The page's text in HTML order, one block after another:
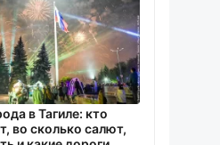
в Тагиле: кто
во сколько салют,